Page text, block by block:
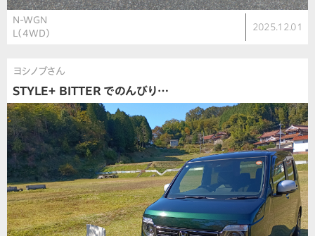
N-WGN
L（4WD）
2025.12.01
ヨシノブさん
STYLE＋ BITTER でのんびり…